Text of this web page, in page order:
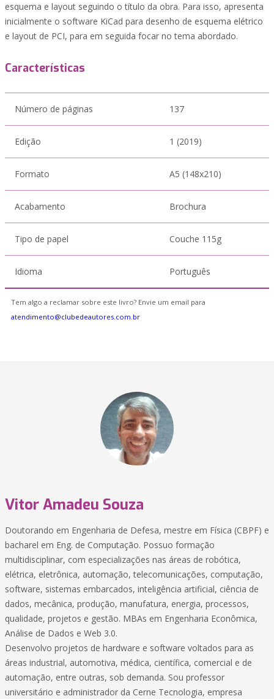
esquema e layout seguindo o título da obra. Para isso, apresenta
inicialmente o software KiCad para desenho de esquema elétrico
e layout de PCI, para em seguida focar no tema abordado.
Características
Número de páginas 137
Edição 1 (2019)
Formato A5 (148x210)
Acabamento Brochura
Tipo de papel Couche 115g
Idioma Português
Tem algo a reclamar sobre este livro? Envie um email para
atendimento@clubedeautores.com.br
Vitor Amadeu Souza
Doutorando em Engenharia de Defesa, mestre em Física (CBPF) e
bacharel em Eng. de Computação. Possuo formação
multidisciplinar, com especializações nas áreas de robótica,
elétrica, eletrônica, automação, telecomunicações, computação,
software, sistemas embarcados, inteligência artificial, ciência de
dados, mecânica, produção, manufatura, energia, processos,
qualidade, projetos e gestão. MBAs em Engenharia Econômica,
Análise de Dados e Web 3.0.
Desenvolvo projetos de hardware e software voltados para as
áreas industrial, automotiva, médica, científica, comercial e de
automação, entre outras, sob demanda. Sou professor
universitário e administrador da Cerne Tecnologia, empresa